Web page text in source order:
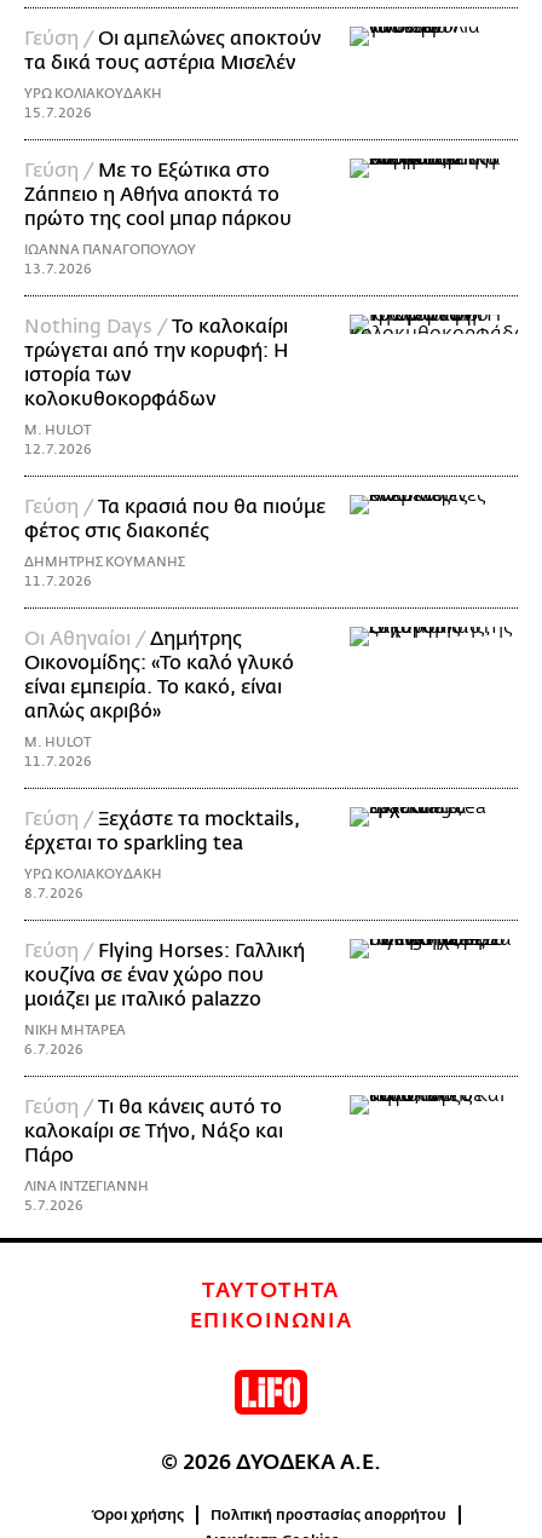
Γεύση /Οι αμπελώνες αποκτούν
τα δικά τους αστέρια Μισελέν
ΥΡΩ ΚΟΛΙΑΚΟΥΔΑΚΗ
15.7.2026
Γεύση / Με το Εξώτικα στο
Ζάππειο η Αθήνα αποκτά το
πρώτο της cool μπαρ πάρκου
ΙΩΑΝΝΑ ΠΑΝΑΓΟΠΟΥΛΟΥ
13.7.2026
Nothing Days /Το καλοκαίρι
τρώγεται από την κορυφή: H
ιστορία των
κολοκυθοκορφάδων
M. HULOT
12.7.2026
Γεύση /Τα κρασιά που θα πιούμε
φέτος στις διακοπές
ΔΗΜΗΤΡΗΣ ΚΟΥΜΑΝΗΣ
11.7.2026
Οι Αθηναίοι /Δημήτρης
Οικονομίδης: «Το καλό γλυκό
είναι εμπειρία. Το κακό, είναι
απλώς ακριβό»
M. HULOT
11.7.2026
Γεύση /Ξεχάστε τα mocktails,
έρχεται το sparkling tea
ΥΡΩ ΚΟΛΙΑΚΟΥΔΑΚΗ
8.7.2026
Γεύση / Flying Horses: Γαλλική
κουζίνα σε έναν χώρο που
μοιάζει με ιταλικό palazzo
ΝΙΚΗ ΜΗΤΑΡΕΑ
6.7.2026
Γεύση /Τι θα κάνεις αυτό το
καλοκαίρι σε Τήνο, Νάξο και
Πάρο
ΛΙΝΑ ΙΝΤΖΕΓΙΑΝΝΗ
5.7.2026
ΤΑΥΤΟΤΗΤΑ
ΕΠΙΚΟΙΝΩΝΙΑ
© 2026 ΔΥΟΔΕΚΑ Α.Ε.
Όροι χρήσης
Πολιτική προστασίας απορρήτου